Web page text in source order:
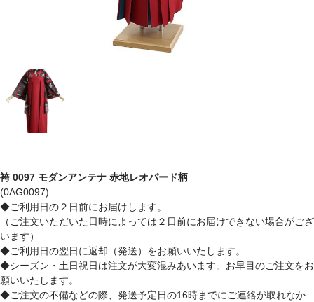
袴 0097 モダンアンテナ 赤地レオパード柄
(0AG0097)
◆ご利用日の２日前にお届けします。
（ご注文いただいた日時によっては２日前にお届けできない場合がござ
います）
◆ご利用日の翌日に返却（発送）をお願いいたします。
◆シーズン・土日祝日は注文が大変混みあいます。お早目のご注文をお
願いいたします。
◆ご注文の不備などの際、発送予定日の16時までにご連絡が取れなか